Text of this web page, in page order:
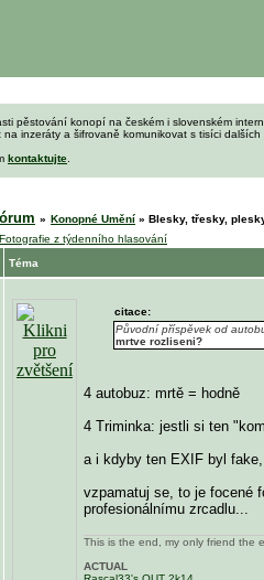
pěstování konopí na českém i slovenském
inzeráty a šifrovaně komunikovat s tisíci
kontaktujte
» Konopné Umění » Blesky, třesky,
Fotografie z týdenního hlasování
Téma
citace:
Původní příspěvek od
mrtve rozliseni?
4 autobuz: mrtě = hodně
4 Triminka: jestli si ten
a i kdyby ten EXIF byl
vzpamatuj se, to je focené
profesionálnímu zrcadlu...
This is the end, my only friend the
ACTUAL